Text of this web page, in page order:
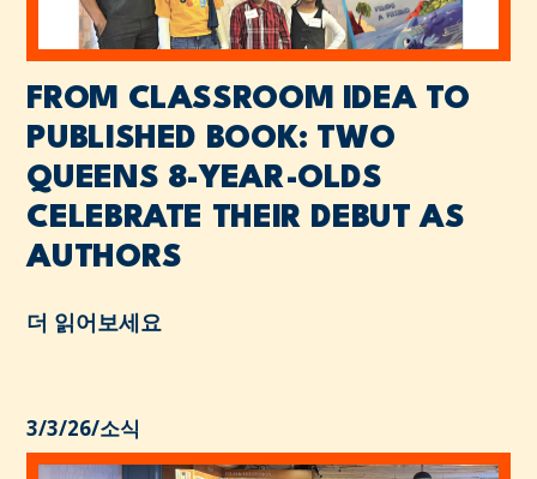
FROM CLASSROOM IDEA TO
PUBLISHED BOOK: TWO
QUEENS 8-YEAR-OLDS
CELEBRATE THEIR DEBUT AS
AUTHORS
더 읽어보세요
3/3/26/소식